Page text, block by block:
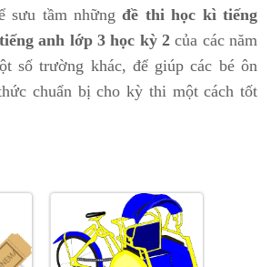
sưu tầm nhữngđề thi học kì tiếng
anh lớp 3 học kỳ 2của các năm
số trường khác, để giúp các bé ôn
chuẩn bị cho kỳ thi một cách tốt